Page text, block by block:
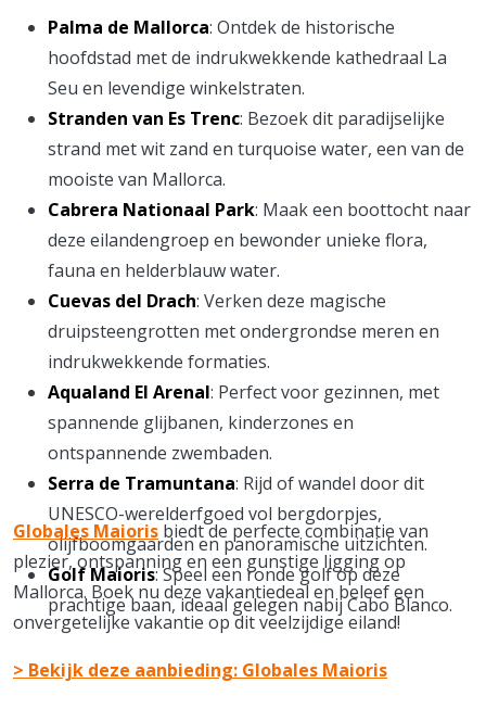
Palma de Mallorca: Ontdek de historische
hoofdstad met de indrukwekkende kathedraal La
Seu en levendige winkelstraten.
Stranden van Es Trenc: Bezoek dit paradijselijke
strand met wit zand en turquoise water, een van de
mooiste van Mallorca.
Cabrera Nationaal Park: Maak een boottocht naar
deze eilandengroep en bewonder unieke flora,
fauna en helderblauw water.
Cuevas del Drach: Verken deze magische
druipsteengrotten met ondergrondse meren en
indrukwekkende formaties.
Aqualand El Arenal: Perfect voor gezinnen, met
spannende glijbanen, kinderzones en
ontspannende zwembaden.
Serra de Tramuntana: Rijd of wandel door dit
UNESCO-werelderfgoed vol bergdorpjes,
olijfboomgaarden en panoramische uitzichten.
Golf Maioris: Speel een ronde golf op deze
prachtige baan, ideaal gelegen nabij Cabo Blanco.
Globales Maioris biedt de perfecte combinatie van
plezier, ontspanning en een gunstige ligging op
Mallorca. Boek nu deze vakantiedeal en beleef een
onvergetelijke vakantie op dit veelzijdige eiland!
> Bekijk deze aanbieding: Globales Maioris